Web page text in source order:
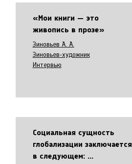
«Мои книги — это
живопись в прозе»
Зиновьев А. А.
Зиновьев-художник
Интервью
Социальная сущность
глобализации заключается
в следующем: ...